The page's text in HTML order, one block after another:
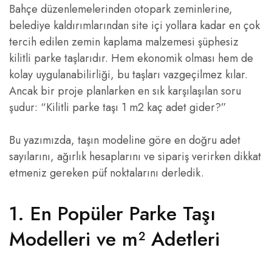
Bahçe düzenlemelerinden otopark zeminlerine,
belediye kaldırımlarından site içi yollara kadar en çok
tercih edilen zemin kaplama malzemesi şüphesiz
kilitli parke taşlarıdır. Hem ekonomik olması hem de
kolay uygulanabilirliği, bu taşları vazgeçilmez kılar.
Ancak bir proje planlarken en sık karşılaşılan soru
şudur: “Kilitli parke taşı 1 m2 kaç adet gider?”
Bu yazımızda, taşın modeline göre en doğru adet
sayılarını, ağırlık hesaplarını ve sipariş verirken dikkat
etmeniz gereken püf noktalarını derledik.
1. En Popüler Parke Taşı
Modelleri ve m² Adetleri